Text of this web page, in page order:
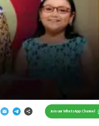
Join our WhatsApp Channel